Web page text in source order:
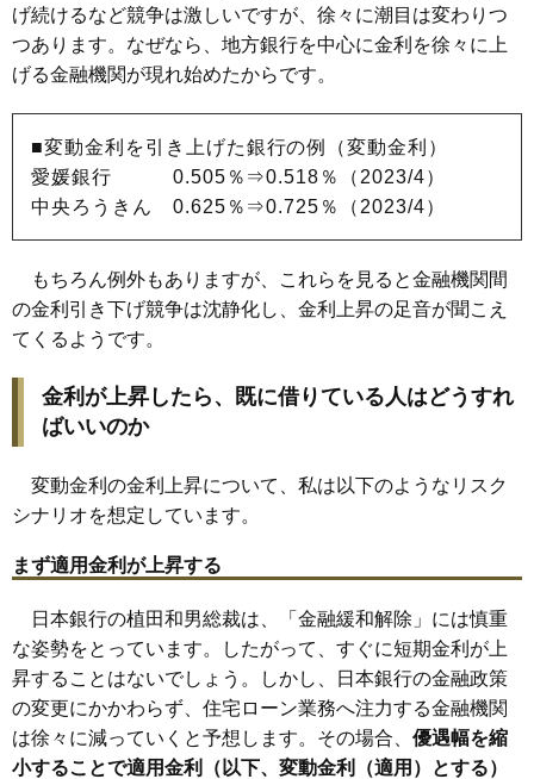
げ続けるなど競争は激しいですが、徐々に潮目は変わりつ
つあります。なぜなら、地方銀行を中心に金利を徐々に上
げる金融機関が現れ始めたからです。
■変動金利を引き上げた銀行の例（変動金利）
愛媛銀行 0.505％⇒0.518％（2023/4）
中央ろうきん 0.625％⇒0.725％（2023/4）
もちろん例外もありますが、これらを見ると金融機関間
の金利引き下げ競争は沈静化し、金利上昇の足音が聞こえ
てくるようです。
金利が上昇したら、既に借りている人はどうすれ
ばいいのか
変動金利の金利上昇について、私は以下のようなリスク
シナリオを想定しています。
まず適用金利が上昇する
日本銀行の植田和男総裁は、「金融緩和解除」には慎重
な姿勢をとっています。したがって、すぐに短期金利が上
昇することはないでしょう。しかし、日本銀行の金融政策
の変更にかかわらず、住宅ローン業務へ注力する金融機関
は徐々に減っていくと予想します。その場合、 優遇幅を縮
小することで適用金利（以下、変動金利（適用）とする）